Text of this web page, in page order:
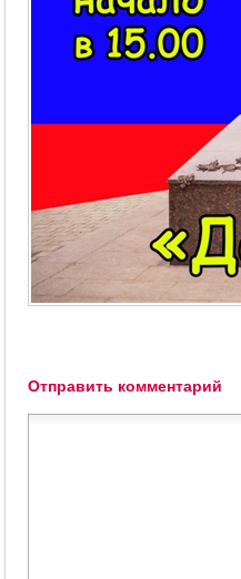
Отправить комментарий